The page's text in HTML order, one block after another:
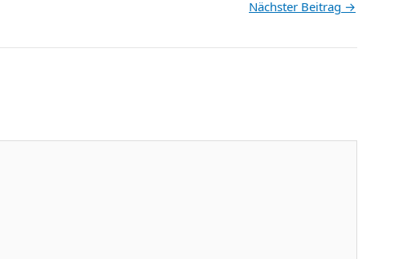
Nächster Beitrag →